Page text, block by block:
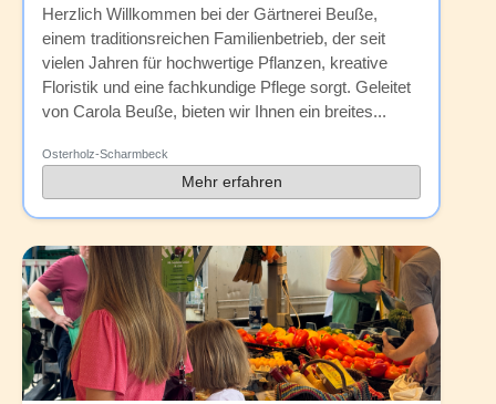
Herzlich Willkommen bei der Gärtnerei Beuße,
einem traditionsreichen Familienbetrieb, der seit
vielen Jahren für hochwertige Pflanzen, kreative
Floristik und eine fachkundige Pflege sorgt. Geleitet
von Carola Beuße, bieten wir Ihnen ein breites...
Osterholz-Scharmbeck
Mehr erfahren